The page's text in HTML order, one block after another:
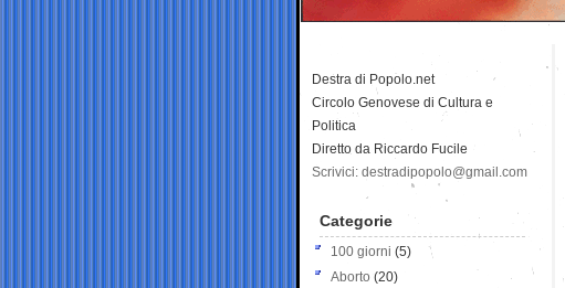
Destra di Popolo.net
Circolo Genovese di Cultura e
Politica
Diretto da Riccardo Fucile
Scrivici: destradipopolo@gmail.com
Categorie
100 giorni (5)
Aborto (20)